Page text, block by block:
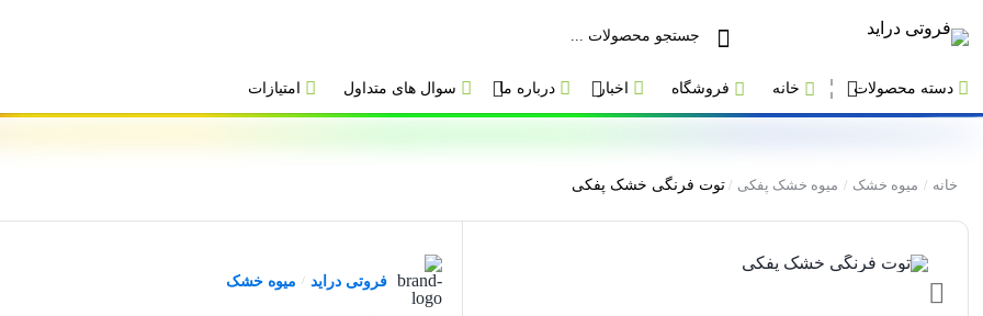
دسته محصولات خانه فروشگاه اخبار درباره ما سوال های متداول امتیازات
خانه / میوه خشک / میوه خشک پفکی /توت فرنگی خشک پفکی
فروتی دراید / میوه خشک